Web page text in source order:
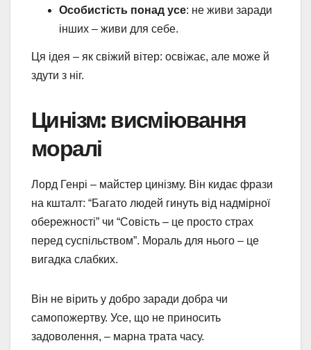
Особистість понад усе: не живи заради
інших – живи для себе.
Ця ідея – як свіжий вітер: освіжає, але може й
здути з ніг.
Цинізм: висміювання
моралі
Лорд Генрі – майстер цинізму. Він кидає фрази
на кшталт: “Багато людей гинуть від надмірної
обережності” чи “Совість – це просто страх
перед суспільством”. Мораль для нього – це
вигадка слабких.
Він не вірить у добро заради добра чи
самопожертву. Усе, що не приносить
задоволення, – марна трата часу.